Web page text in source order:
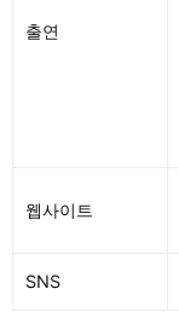
출연
웹사이트
SNS